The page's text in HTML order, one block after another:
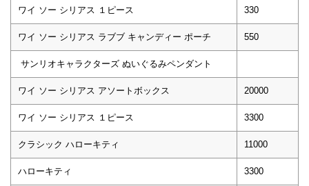
ワイ ソー シリアス １ピース 330
ワイ ソー シリアス ラブブ キャンディー ポーチ 550
サンリオキャラクターズ ぬいぐるみペンダント
ワイ ソー シリアス アソートボックス 20000
ワイ ソー シリアス １ピース 3300
クラシック ハローキティ 11000
ハローキティ 3300